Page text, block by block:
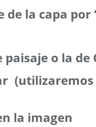
la capa por
o la de
la imagen